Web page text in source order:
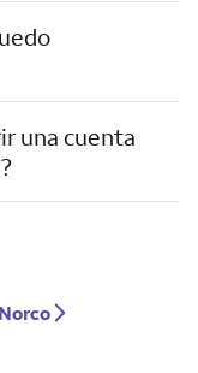
una cuenta
Norco